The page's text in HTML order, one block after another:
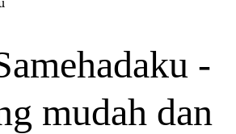
-
mudah dan